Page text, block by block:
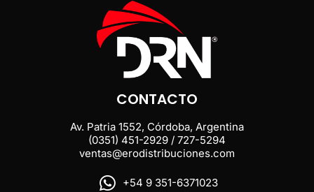
CONTACTO
Av. Patria 1552, Córdoba, Argentina
(0351) 451-2929 / 727-5294
ventas@erodistribuciones.com
+54 9 351-6371023